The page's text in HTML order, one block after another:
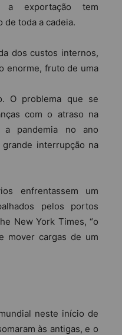
a exportação tem
de toda a cadeia.
dos custos internos,
enorme, fruto de uma
O problema que se
com o atraso na
pandemia no ano
interrupção na
enfrentassem um
pelos portos
New York Times, “o
mover cargas de um
neste início de
às antigas, e o